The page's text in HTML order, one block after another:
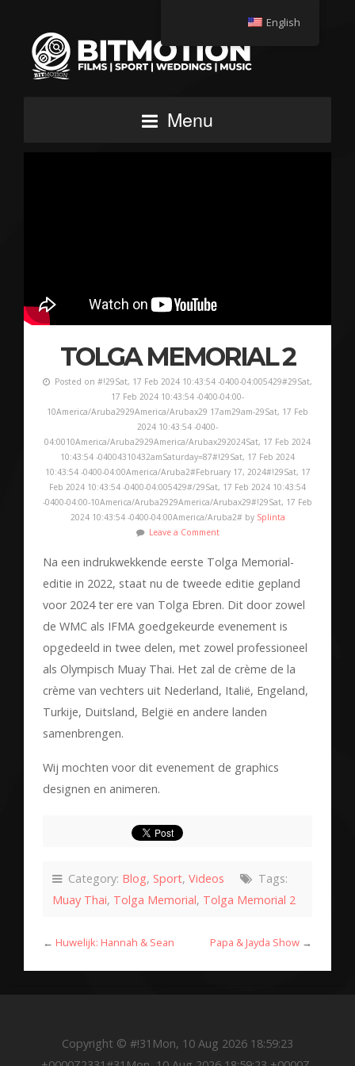
Menu
TOLGA MEMORIAL 2
Posted on #!29Sat, 17 Feb 2024 10:43:54 -0400-04:005429#29Sat,
17 Feb 2024 10:43:54 -0400-04:00-
10America/Aruba2929America/Arubax29 17am29am-29Sat, 17 Feb
2024 10:43:54 -0400-
04:0010America/Aruba2929America/Arubax292024Sat, 17 Feb 2024
10:43:54 -04004310432amSaturday=87#!29Sat, 17 Feb 2024
10:43:54 -0400-04:00America/Aruba2#February 17, 2024#!29Sat, 17
Feb 2024 10:43:54 -0400-04:005429#/29Sat, 17 Feb 2024 10:43:54
-0400-04:00-10America/Aruba2929America/Arubax29#!29Sat, 17 Feb
2024 10:43:54 -0400-04:00America/Aruba2# by Splinta
Leave a Comment
Na een indrukwekkende eerste Tolga Memorial-
editie in 2022, staat nu de tweede editie gepland
voor 2024 ter ere van Tolga Ebren. Dit door zowel
de WMC als IFMA goedgekeurde evenement is
opgedeeld in twee delen, met zowel professioneel
als Olympisch Muay Thai. Het zal de crème de la
crème van vechters uit Nederland, Italië, Engeland,
Turkije, Duitsland, België en andere landen
samenbrengen.
Wij mochten voor dit evenement de graphics
designen en animeren.
Category: Blog, Sport, Videos
Tags:
Muay Thai, Tolga Memorial, Tolga Memorial 2
← Huwelijk: Hannah & Sean Papa & Jayda Show →
Copyright © #!31Mon, 10 Aug 2026 18:59:23
English